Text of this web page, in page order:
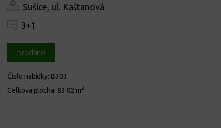
Sušice, ul. Kaštanová
3+1
prodáno
Číslo nabídky: B303
Celková plocha: 83.02 m2